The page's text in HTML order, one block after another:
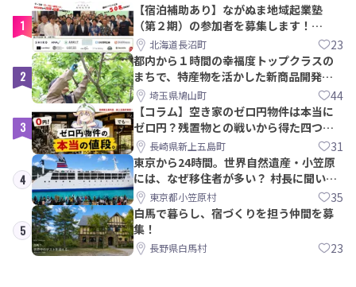
1
【宿泊補助あり】ながぬま地域起業塾
（第２期）の参加者を募集します！
【8/21〆】
北海道長沼町 23
2
都内から１時間の幸福度トップクラスの
まちで、特産物を活かした新商品開発＆
PRメンバー募集！
埼玉県鳩山町 44
3
【コラム】空き家のゼロ円物件は本当に
ゼロ円？残置物との戦いから得た四つの
教訓｜新上五島町
長崎県新上五島町 31
4
東京から24時間。世界自然遺産・小笠原
には、なぜ移住者が多い？ 村長に聞いて
みた東京都小笠原村 35
5
白馬で暮らし、宿づくりを担う仲間を募
集！
長野県白馬村 23